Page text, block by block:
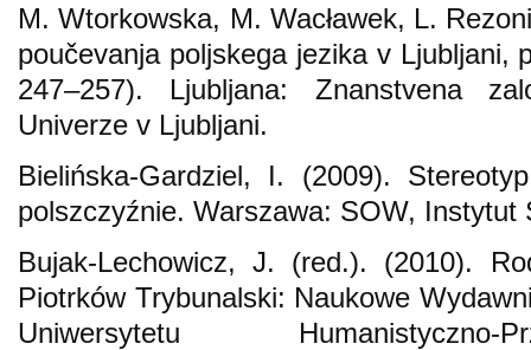
M. Wtorkowska, M. Wacławek, L.
poučevanja poljskega jezika v Ljubljani,
247–257). Ljubljana: Znanstvena
Univerze v Ljubljani.
Bielińska-Gardziel, I. (2009).
polszczyźnie. Warszawa: SOW, Instytut
Bujak-Lechowicz, J. (red.). (2010).
Piotrków Trybunalski: Naukowe
Uniwersytetu